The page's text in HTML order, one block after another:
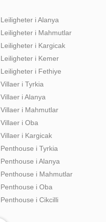
Leiligheter i Alanya
Leiligheter i Mahmutlar
Leiligheter i Kargicak
Leiligheter i Kemer
Leiligheter i Fethiye
Villaer i Tyrkia
Villaer i Alanya
Villaer i Mahmutlar
Villaer i Oba
Villaer i Kargicak
Penthouse i Tyrkia
Penthouse i Alanya
Penthouse i Mahmutlar
Penthouse i Oba
Penthouse i Cikcilli